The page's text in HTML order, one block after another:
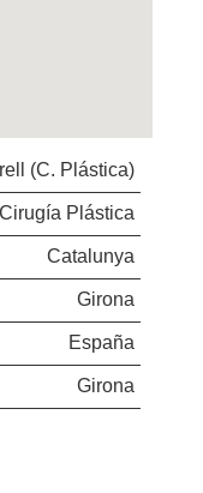
(C. Plástica)
Cirugía Plástica
Catalunya
Girona
España
Girona